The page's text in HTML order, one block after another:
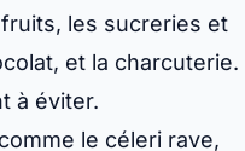
les sucreries et
et la charcuterie.
à éviter.
le céleri rave,